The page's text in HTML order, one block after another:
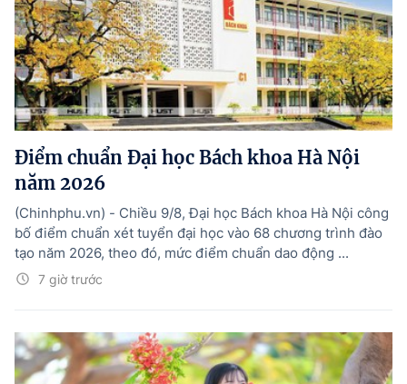
Điểm chuẩn Đại học Bách khoa Hà Nội
năm 2026
7 giờ trước
(Chinhphu.vn) - Chiều 9/8, Đại học Bách khoa Hà Nội công
bố điểm chuẩn xét tuyển đại học vào 68 chương trình đào
tạo năm 2026, theo đó, mức điểm chuẩn dao động ...